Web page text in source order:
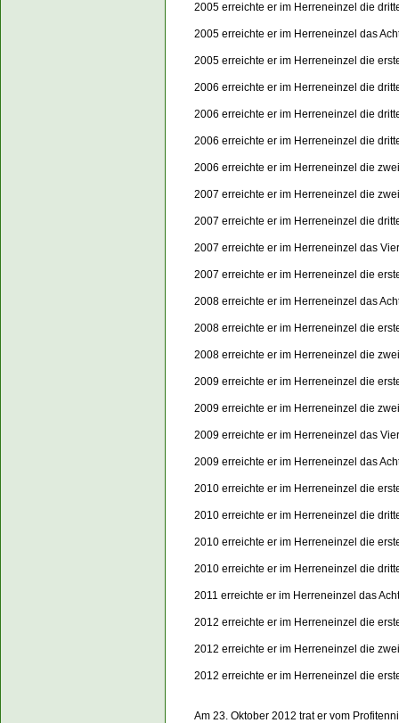
2005 erreichte er im Herreneinzel die
2005 erreichte er im Herreneinzel das
2005 erreichte er im Herreneinzel die
2006 erreichte er im Herreneinzel die
2006 erreichte er im Herreneinzel die
2006 erreichte er im Herreneinzel die
2006 erreichte er im Herreneinzel die
2007 erreichte er im Herreneinzel die
2007 erreichte er im Herreneinzel die
2007 erreichte er im Herreneinzel das
2007 erreichte er im Herreneinzel die
2008 erreichte er im Herreneinzel das
2008 erreichte er im Herreneinzel die
2008 erreichte er im Herreneinzel die
2009 erreichte er im Herreneinzel die
2009 erreichte er im Herreneinzel die
2009 erreichte er im Herreneinzel das
2009 erreichte er im Herreneinzel das
2010 erreichte er im Herreneinzel die
2010 erreichte er im Herreneinzel die
2010 erreichte er im Herreneinzel die
2010 erreichte er im Herreneinzel die
2011 erreichte er im Herreneinzel das
2012 erreichte er im Herreneinzel die
2012 erreichte er im Herreneinzel die
2012 erreichte er im Herreneinzel die
Am 23. Oktober 2012 trat er vom